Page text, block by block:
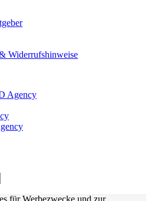
Widerrufshinweise
für Werbezwecke und zur